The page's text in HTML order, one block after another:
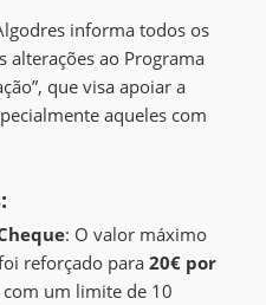
informa todos os
alterações ao Programa
que visa apoiar a
aqueles com
: O valor máximo
reforçado para 20€ por
com um limite de 10